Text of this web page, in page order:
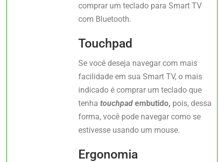
comprar um teclado para Smart TV
com Bluetooth.
Touchpad
Se você deseja navegar com mais
facilidade em sua Smart TV, o mais
indicado é comprar um teclado que
tenhatouchpad embutido, pois, dessa
forma, você pode navegar como se
estivesse usando um mouse.
Ergonomia